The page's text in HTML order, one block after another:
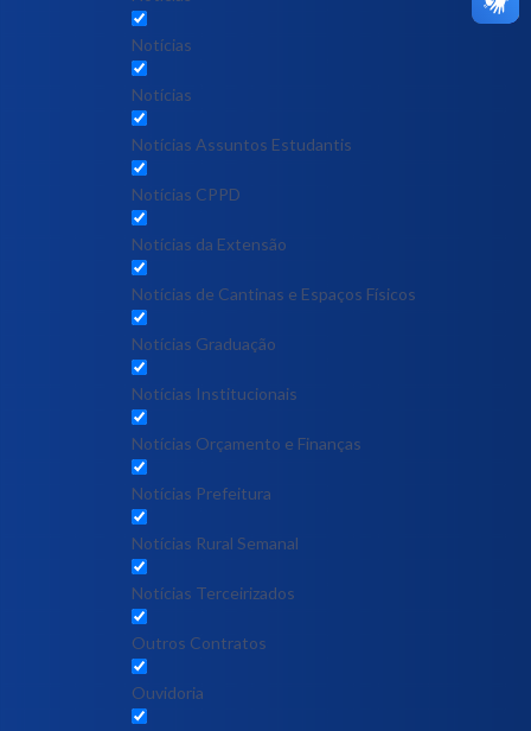
Notícias
Notícias
Notícias Assuntos Estudantis
Notícias CPPD
Notícias da Extensão
Notícias de Cantinas e Espaços Físicos
Notícias Graduação
Notícias Institucionais
Notícias Orçamento e Finanças
Notícias Prefeitura
Notícias Rural Semanal
Notícias Terceirizados
Outros Contratos
Ouvidoria